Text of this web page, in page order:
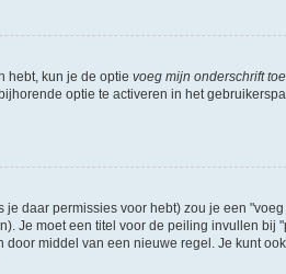
hebt, kun je de optie voeg mijn onderschrift toe
optie te activeren in het
daar permissies voor hebt) zou je een
Je moet een titel voor de peiling invullen bij
middel van een nieuwe regel. Je kunt